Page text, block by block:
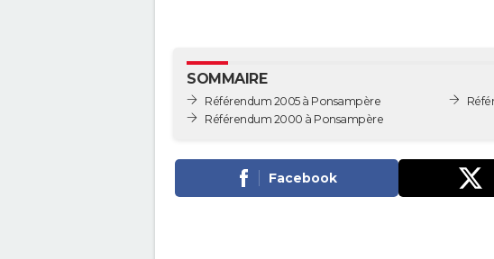
SOMMAIRE
Référendum 2005 à Ponsampère
Référendum 2000 à Ponsampère
Facebook